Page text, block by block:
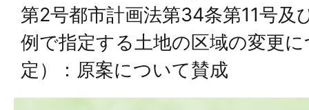
第2号都市計画法第34条第11号及
例で指定する土地の区域の変更
定）：原案について賛成